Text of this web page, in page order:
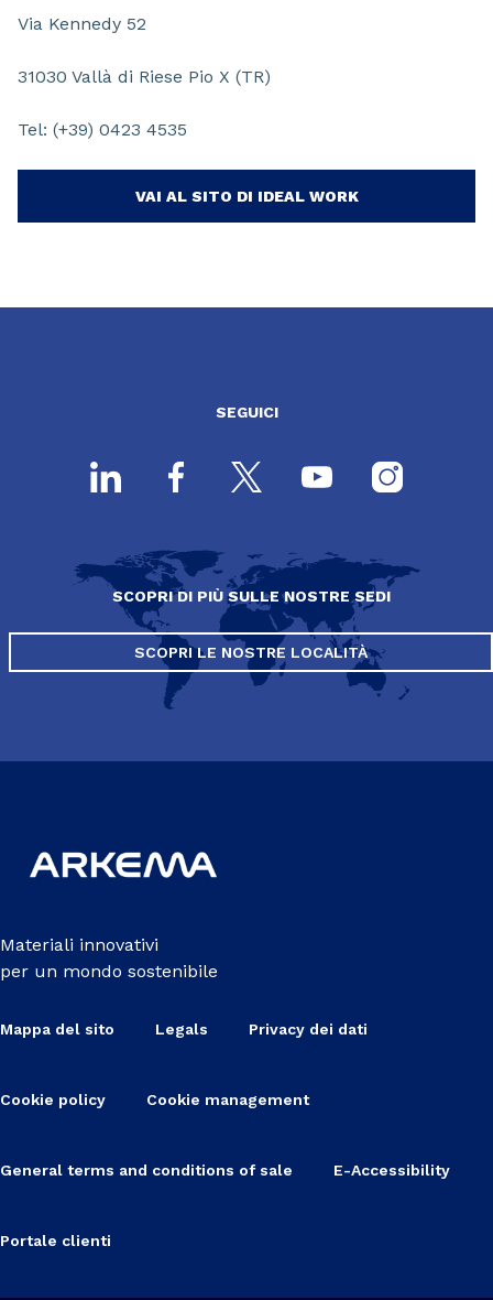
Via Kennedy 52
31030 Vallà di Riese Pio X (TR)
Tel: (+39) 0423 4535
VAI AL SITO DI IDEAL WORK
SEGUICI
SCOPRI DI PIÙ SULLE NOSTRE SEDI
SCOPRI LE NOSTRE LOCALITÀ
Materiali innovativi
per un mondo sostenibile
Mappa del sito Legals Privacy dei dati
Cookie policy Cookie management
General terms and conditions of sale E-Accessibility
Portale clienti